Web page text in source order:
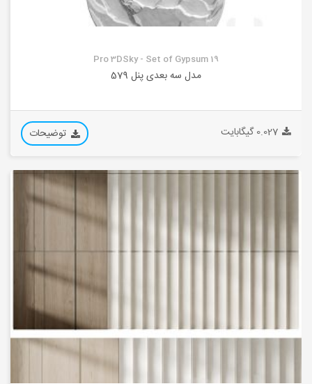
Pro 3DSky - Set of Gypsum 19
مدل سه بعدی پنل 579
0.027 گیگابایت توضیحات